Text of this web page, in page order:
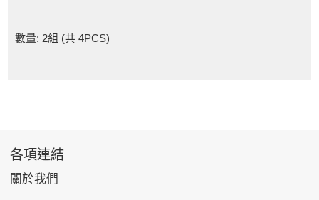
數量: 2組 (共 4PCS)
各項連結
關於我們